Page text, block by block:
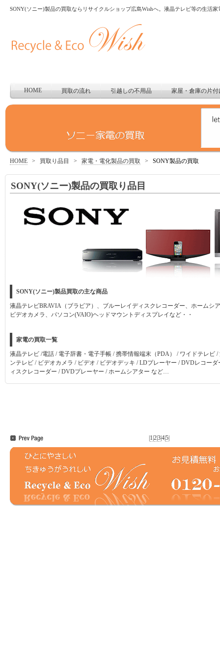
SONY(ソニー)製品の買取ならリサイクルショップ広島Wishへ。液晶テレビ等の生活
HOME 買取の流れ 引越しの不用品 家屋・倉庫の片付
HOME > 買取り品目 > 家電・電化製品の買取 > SONY製品の買取
SONY(ソニー)製品の買取り品目
SONY(ソニー)製品買取の主な商品
液晶テレビBRAVIA（ブラビア）、ブルーレイディスクレコーダー、ホームシ
ビデオカメラ、パソコン(VAIO)ヘッドマウントディスプレイなど・・
家電の買取一覧
液晶テレビ /電話 / 電子辞書・電子手帳 / 携帯情報端末（PDA） / ワイドテレビ
ンテレビ / ビデオカメラ / ビデオ / ビデオデッキ / LDプレーヤー / DVDレコー
ィスクレコーダー / DVDプレーヤー / ホームシアター など…
1 2|3|4|5|